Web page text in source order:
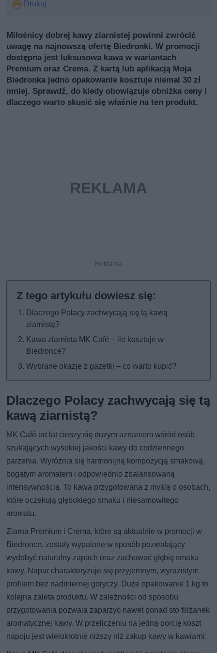
Drukuj
Miłośnicy dobrej kawy ziarnistej powinni zwrócić
uwagę na najnowszą ofertę Biedronki. W promocji
dostępna jest luksusowa kawa w wariantach
Premium oraz Crema. Z kartą lub aplikacją Moja
Biedronka jedno opakowanie kosztuje niemal 30 zł
mniej. Sprawdź, do kiedy obowiązuje obniżka ceny i
dlaczego warto skusić się właśnie na ten produkt.
Dlaczego Polacy zachwycają się tą kawą
ziarnistą?
Kawa ziarnista MK Café – ile kosztuje w
Biedronce?
Wybrane okazje z gazetki – co warto kupić?
Dlaczego Polacy zachwycają się tą
kawą ziarnistą?
MK Café od lat cieszy się dużym uznaniem wśród osób
szukających wysokiej jakości kawy do codziennego
parzenia. Wyróżnia się harmonijną kompozycją smakową,
bogatym aromatem i odpowiednio zbalansowaną
intensywnością. To kawa przygotowana z myślą o osobach,
które oczekują głębokiego smaku i niesamowitego
aromatu.
Ziarna Premium i Crema, które są aktualnie w promocji w
Biedronce, zostały wypalone w sposób pozwalający
wydobyć naturalny zapach oraz zachować głębię smaku
kawy. Napar charakteryzuje się przyjemnym, wyrazistym
profilem bez nadmiernej goryczy. Duże opakowanie 1 kg to
kolejna zaleta produktu. W zależności od sposobu
przygotowania pozwala zaparzyć nawet ponad sto filiżanek
aromatycznej kawy. W przeliczeniu na jedną porcję koszt
napoju jest wielokrotnie niższy niż zakup kawy w kawiarni.